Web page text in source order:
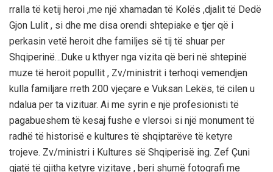
rralla të ketij heroi ,me një xhamadan të Kolës ,djalit të Dedë
Gjon Lulit , si dhe me disa orendi shtepiake e tjer që i
perkasin vetë heroit dhe familjes së tij të shuar per
Shqiperinë…Duke u kthyer nga vizita që beri në shtepinë
muze të heroit popullit , Zv/ministrit i terhoqi vemendjen
kulla familjare rreth 200 vjeçare e Vuksan Lekës, të cilen u
ndalua per ta vizituar. Ai me syrin e një profesionisti të
pagabueshem të kesaj fushe e vlersoi si një monument të
radhë të historisë e kultures të shqiptarëve të ketyre
trojeve. Zv/ministri i Kultures së Shqiperisë ing. Zef Çuni
gjatë të gjitha ketyre vizitave , beri shumë fotografi me